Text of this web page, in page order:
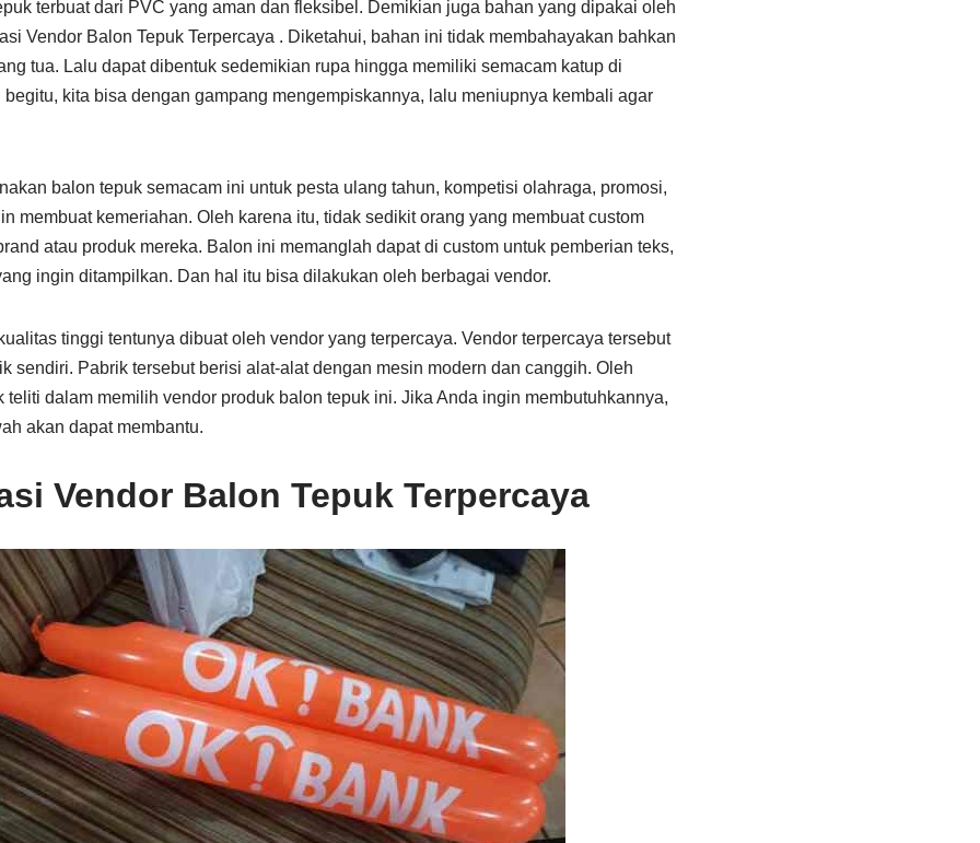
terbuat dari PVC yang aman dan fleksibel. Demikian juga bahan yang dipakai oleh
Vendor Balon Tepuk Terpercaya . Diketahui, bahan ini tidak membahayakan bahkan
tua. Lalu dapat dibentuk sedemikian rupa hingga memiliki semacam katup di
kita bisa dengan gampang mengempiskannya, lalu meniupnya kembali agar
balon tepuk semacam ini untuk pesta ulang tahun, kompetisi olahraga, promosi,
membuat kemeriahan. Oleh karena itu, tidak sedikit orang yang membuat custom
atau produk mereka. Balon ini memanglah dapat di custom untuk pemberian teks,
ingin ditampilkan. Dan hal itu bisa dilakukan oleh berbagai vendor.
tinggi tentunya dibuat oleh vendor yang terpercaya. Vendor terpercaya tersebut
sendiri. Pabrik tersebut berisi alat-alat dengan mesin modern dan canggih. Oleh
teliti dalam memilih vendor produk balon tepuk ini. Jika Anda ingin membutuhkannya,
akan dapat membantu.
Vendor Balon Tepuk Terpercaya